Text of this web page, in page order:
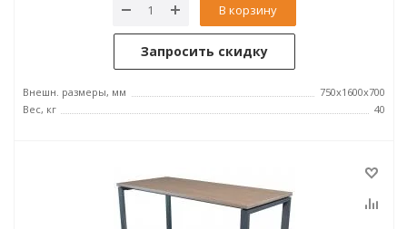
В корзину
Запросить скидку
Внешн. размеры, мм
750x1600x700
Вес, кг
40